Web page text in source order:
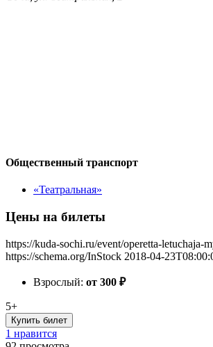
Общественный транспорт
«Театральная»
Цены на билеты
https://kuda-sochi.ru/event/operetta-letuchaja-
https://schema.org/InStock 2018-04-
Взрослый: от 300 ₽
5+
Купить билет
1 нравится